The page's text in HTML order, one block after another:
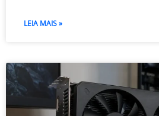
LEIA MAIS »